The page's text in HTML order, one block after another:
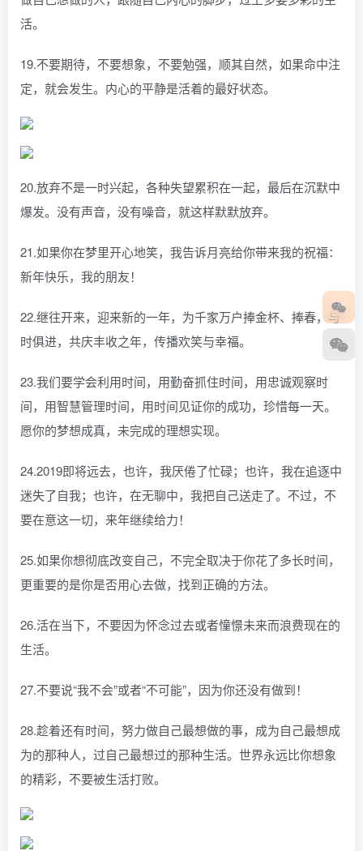
活。
19.不要期待，不要想象，不要勉强，顺其自然，如果命中注
定，就会发生。内心的平静是活着的最好状态。
20.放弃不是一时兴起，各种失望累积在一起，最后在沉默中
爆发。没有声音，没有噪音，就这样默默放弃。
21.如果你在梦里开心地笑，我告诉月亮给你带来我的祝福：
新年快乐，我的朋友！
22.继往开来，迎来新的一年，为千家万户捧金杯、捧春，与
时俱进，共庆丰收之年，传播欢笑与幸福。
23.我们要学会利用时间，用勤奋抓住时间，用忠诚观察时
间，用智慧管理时间，用时间见证你的成功，珍惜每一天。
愿你的梦想成真，未完成的理想实现。
24.2019即将远去，也许，我厌倦了忙碌；也许，我在追逐中
迷失了自我；也许，在无聊中，我把自己送走了。不过，不
要在意这一切，来年继续给力！
25.如果你想彻底改变自己，不完全取决于你花了多长时间，
更重要的是你是否用心去做，找到正确的方法。
26.活在当下，不要因为怀念过去或者憧憬未来而浪费现在的
生活。
27.不要说“我不会”或者“不可能”，因为你还没有做到！
28.趁着还有时间，努力做自己最想做的事，成为自己最想成
为的那种人，过自己最想过的那种生活。世界永远比你想象
的精彩，不要被生活打败。